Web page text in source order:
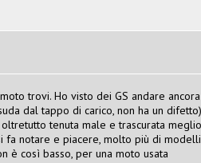
trovi. Ho visto dei GS andare
dal tappo di carico, non ha un
tenuta male e trascurata
fa notare e piacere, molto più di
è così basso, per una moto usata